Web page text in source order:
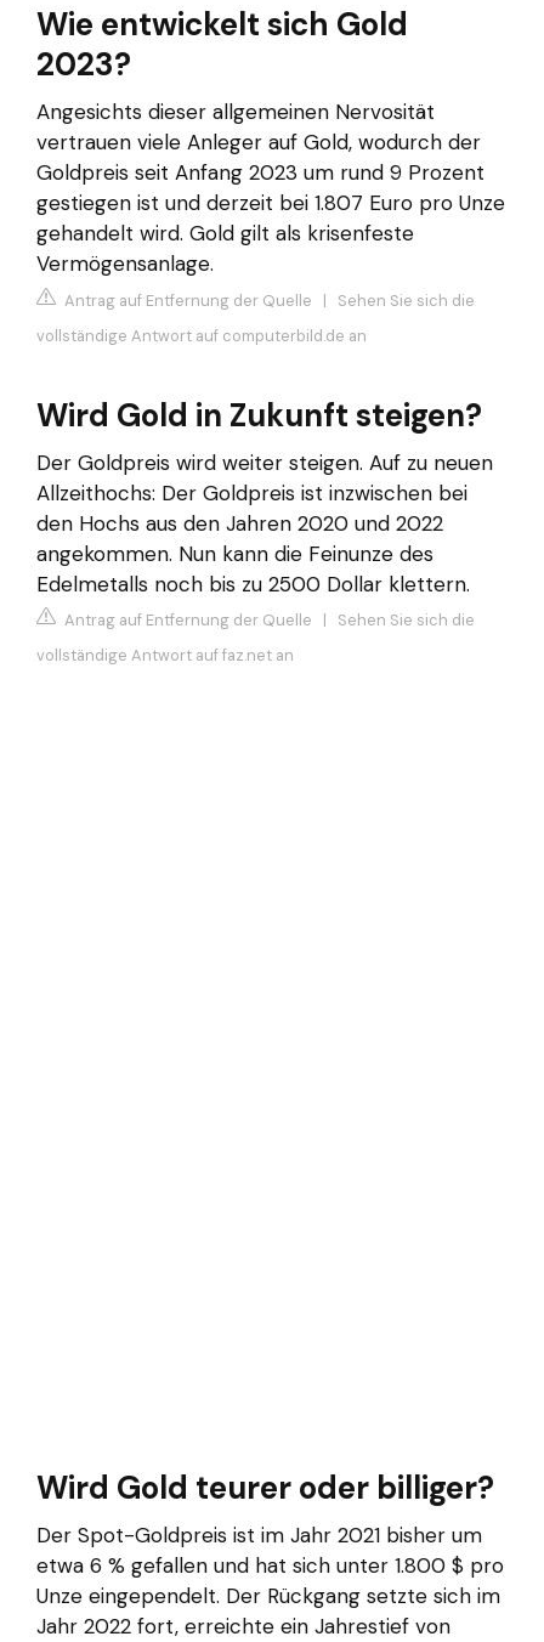
Wie entwickelt sich Gold
2023?
Angesichts dieser allgemeinen Nervosität
vertrauen viele Anleger auf Gold, wodurch der
Goldpreis seit Anfang 2023 um rund 9 Prozent
gestiegen ist und derzeit bei 1.807 Euro pro Unze
gehandelt wird. Gold gilt als krisenfeste
Vermögensanlage.
Antrag auf Entfernung der Quelle | Sehen Sie sich die
vollständige Antwort auf computerbild.de an
Wird Gold in Zukunft steigen?
Der Goldpreis wird weiter steigen. Auf zu neuen
Allzeithochs: Der Goldpreis ist inzwischen bei
den Hochs aus den Jahren 2020 und 2022
angekommen. Nun kann die Feinunze des
Edelmetalls noch bis zu 2500 Dollar klettern.
Antrag auf Entfernung der Quelle | Sehen Sie sich die
vollständige Antwort auf faz.net an
Wird Gold teurer oder billiger?
Der Spot-Goldpreis ist im Jahr 2021 bisher um
etwa 6 % gefallen und hat sich unter 1.800 $ pro
Unze eingependelt. Der Rückgang setzte sich im
Jahr 2022 fort, erreichte ein Jahrestief von